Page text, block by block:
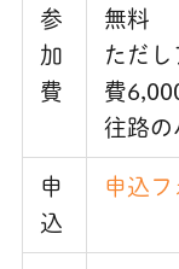
参
加
費
無料
ただ
費
往路の
申
込
申込フ